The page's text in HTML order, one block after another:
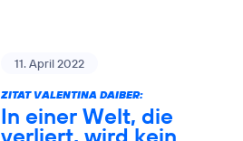
11. April 2022
ZITAT VALENTINA DAIBER:
In einer Welt, die
verliert, wird kein